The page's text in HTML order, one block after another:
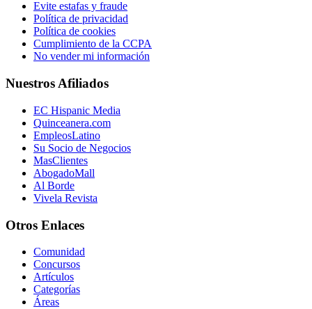
Evite estafas y fraude
Política de privacidad
Política de cookies
Cumplimiento de la CCPA
No vender mi información
Nuestros Afiliados
EC Hispanic Media
Quinceanera.com
EmpleosLatino
Su Socio de Negocios
MasClientes
AbogadoMall
Al Borde
Vivela Revista
Otros Enlaces
Comunidad
Concursos
Artículos
Categorías
Áreas